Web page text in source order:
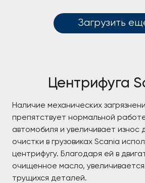
Загрузить
Центрифуга
Наличие механических
препятствует нормальной работе
автомобиля и увеличивает износ
очистки в грузовиках Scania
центрифугу. Благодаря ей в
очищенное масло,
трущихся деталей.